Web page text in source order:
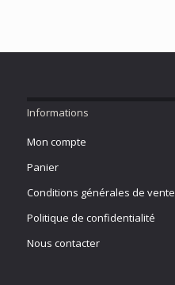
Informations
Mon compte
Panier
Conditions générales de vente
Politique de confidentialité
Nous contacter